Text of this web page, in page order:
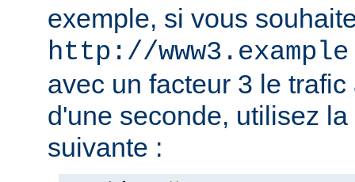
exemple, si vous
http://
avec un facteur 3 le
d'une seconde, utilisez
suivante :